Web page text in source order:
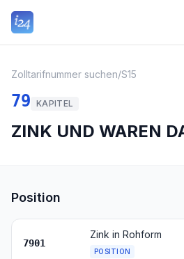
Zolltarifnummer suchen/S15
79 KAPITEL
ZINK UND WAREN
Position
7901
Zink in Rohform
POSITION